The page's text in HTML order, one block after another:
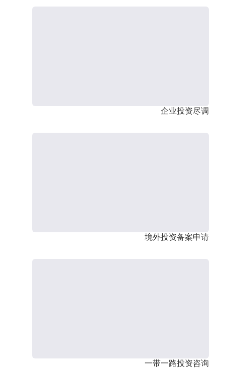
企业投资尽调
境外投资备案申请
一带一路投资咨询